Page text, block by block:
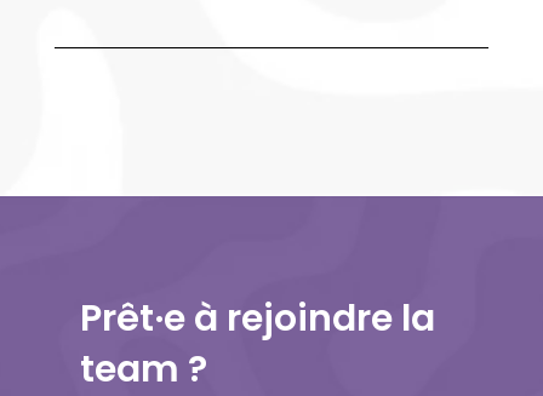
Prêt·e à rejoindre la
team ?